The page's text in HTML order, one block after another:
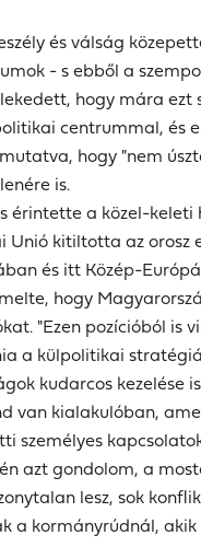
és válság
- s ebből a
hogy mára
centrummal, és
hogy "nem
is.
érintette a közel-
kitiltotta az
és itt Közép-
hogy
"Ezen pozícióból is
a külpolitikai
kudarcos
van kialakulóban,
személyes
azt gondolom, a
lesz, sok
a kormányrúdnál,